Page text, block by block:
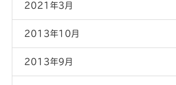
2021年3月
2013年10月
2013年9月